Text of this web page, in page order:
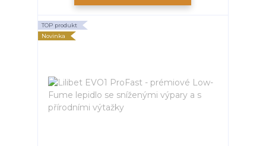
TOP produkt
Novinka